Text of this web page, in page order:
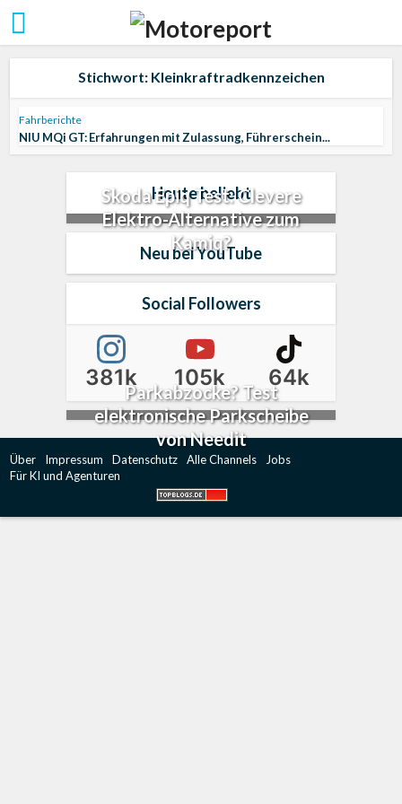
Stichwort: Kleinkraftradkennzeichen
Fahrberichte
NIU MQi GT: Erfahrungen mit Zulassung, Führerschein...
Heute beliebt
Skoda Epiq Test: Clevere
Elektro-Alternative zum
Kamiq?
Neu bei YouTube
Social Followers
381k 105k 64k
Parkabzocke? Test
elektronische Parkscheibe
von Needit
Über Impressum Datenschutz Alle Channels
Jobs
Für KI und Agenturen